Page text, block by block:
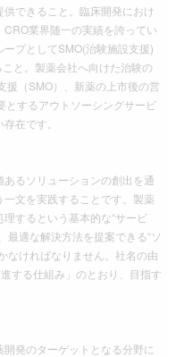
できること。臨床開発におけ
業界随一の実績を誇ってい
プとしてSMO(治験施設支援)
と。製薬会社へ向けた治験の
援（SMO）、新薬の上市後の営
とするアウトソーシングサービ
在です。
るソリューションの創出を通
文を実践することです。製薬
するという基本的な“サービ
最適な解決方法を提案できる“ソ
なければなりません。社名の由
する仕組み」のとおり、目指す
発のターゲットとなる分野に